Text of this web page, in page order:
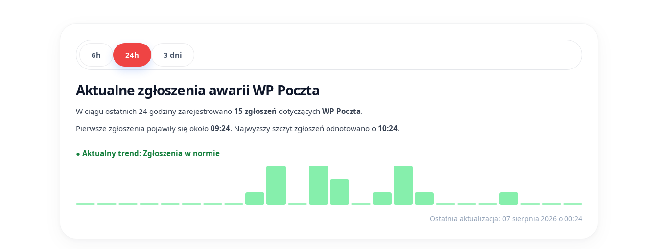
6h 24h 3 dni
Aktualne zgłoszenia awarii WP Poczta
W ciągu ostatnich 24 godziny zarejestrowano 15 zgłoszeń dotyczących WP Poczta.
Pierwsze zgłoszenia pojawiły się około 09:24. Najwyższy szczyt zgłoszeń odnotowano o 10:24.
● Aktualny trend: Zgłoszenia w normie
Ostatnia aktualizacja: 07 sierpnia 2026 o 00:24